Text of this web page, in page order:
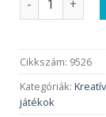
Cikkszám: 9526
Kategóriák:
játékok